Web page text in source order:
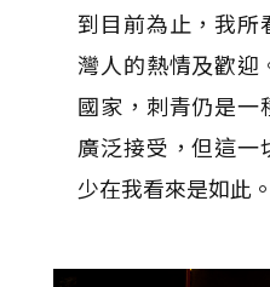
到目前為止，我所
灣人的熱情及歡迎
國家，刺青仍是一
廣泛接受，但這一
少在我看來是如此。